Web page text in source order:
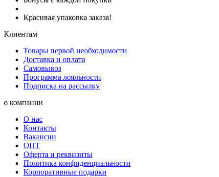
Красивая упаковка заказа!
Клиентам
Товары первой необходимости
Доставка и оплата
Самовывоз
Программа лояльности
Подписка на рассылку
о компании
О нас
Контакты
Вакансии
ОПТ
Оферта и реквизиты
Политика конфиденциальности
Корпоративные подарки